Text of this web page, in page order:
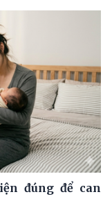
đúng để can